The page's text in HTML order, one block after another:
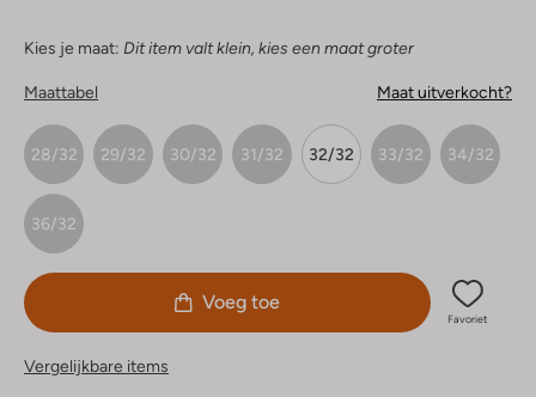
Kies je maat: Dit item valt klein, kies een maat groter
Maattabel Maat uitverkocht?
28/32 29/32 30/32 31/32 32/32 33/32 34/32
36/32
Voeg toe
Favoriet
Vergelijkbare items